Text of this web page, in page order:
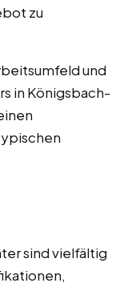
zu
und
in Königsbach-
sind vielfältig